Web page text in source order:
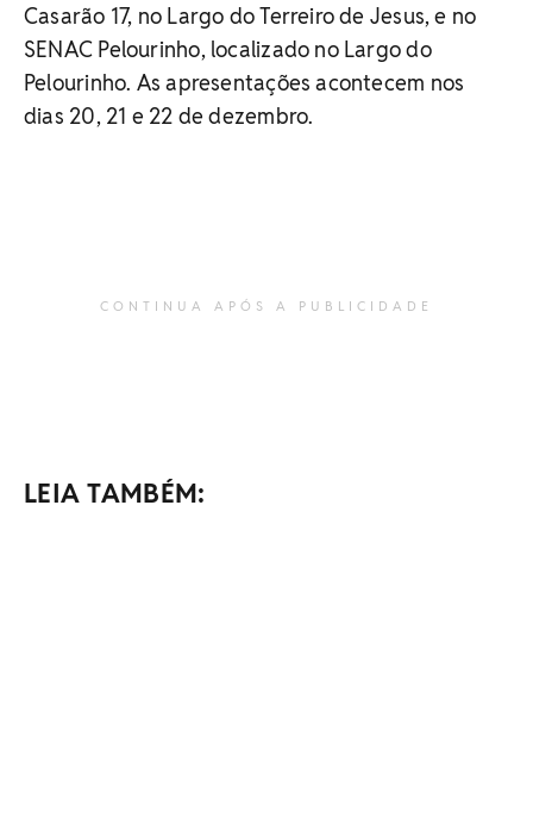
Casarão 17, no Largo do Terreiro de Jesus, e no
SENAC Pelourinho, localizado no Largo do
Pelourinho. As apresentações acontecem nos
dias 20, 21 e 22 de dezembro.
CONTINUA APÓS A PUBLICIDADE
LEIA TAMBÉM: